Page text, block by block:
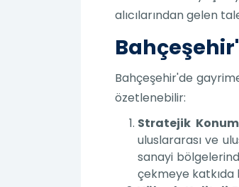
alıcılarından gelen
Bahçeşehir'de
özetlenebilir:
Stratejik
uluslararası ve
sanayi
çekmeye